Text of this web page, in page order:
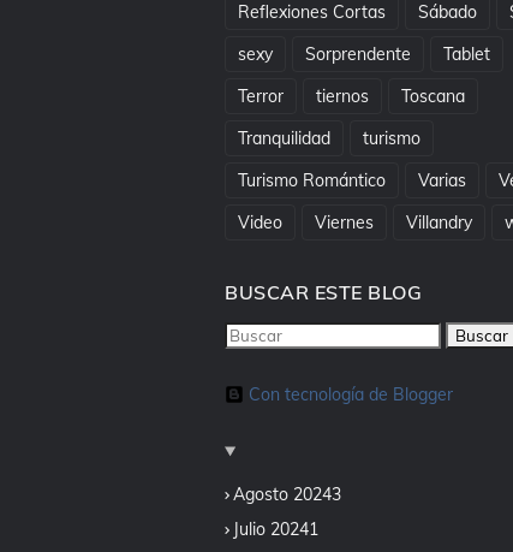
Reflexiones Cortas
Sábado
sexy
Sorprendente
Tablet
Terror
tiernos
Toscana
Tranquilidad
turismo
Turismo Romántico
Varias
Video
Viernes Villandry
BUSCAR ESTE BLOG
Con tecnología de Blogger
Agosto 20243
Julio 20241